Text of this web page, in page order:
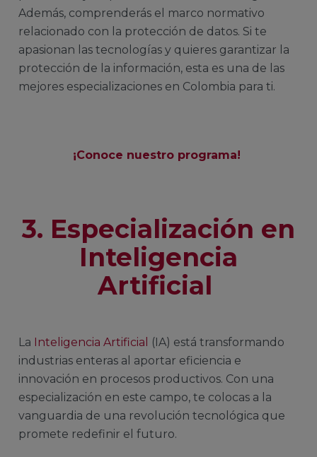
Además, comprenderás el marco normativo
relacionado con la protección de datos. Si te
apasionan las tecnologías y quieres garantizar la
protección de la información, esta es una de las
mejores especializaciones en Colombia para ti.
¡Conoce nuestro programa!
3. Especialización en
Inteligencia
Artificial
La Inteligencia Artificial
(IA) está transformando
industrias enteras al aportar eficiencia e
innovación en procesos productivos. Con una
especialización en este campo, te colocas a la
vanguardia de una revolución tecnológica que
promete redefinir el futuro.